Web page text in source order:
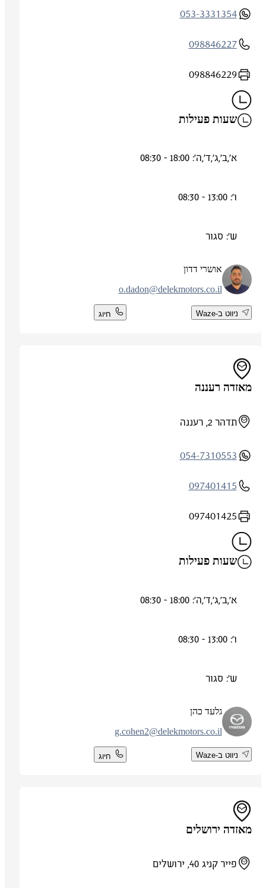
053-3331354
098846227
098846229
שעות פעילות
א',ב',ג',ד',ה': 18:00 - 08:30
ש': סגור
אושרי דדון
o.dadon@delekmotors.co.il
ניווט ב-Waze חיוג
מאזדה רעננה
תדהר 2, רעננה
054-7310553
097401415
097401425
שעות פעילות
א',ב',ג',ד',ה': 18:00 - 08:30
ש': סגור
גלעד כהן
g.cohen2@delekmotors.co.il
ניווט ב-Waze חיוג
מאזדה ירושלים
פייר קניג 40, ירושלים